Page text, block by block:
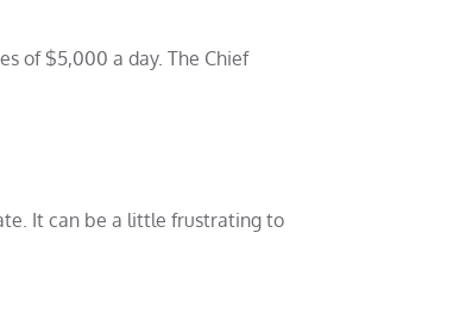
of $5,000 a day. The Chief
It can be a little frustrating to